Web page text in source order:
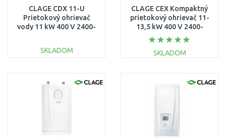
CLAGE CDX 11-U
Prietokový ohrievač
vody 11 kW 400 V 2400-
SKLADOM
Porovnať
CLAGE CEX Kompaktný
prietokový ohrievač 11-
13,5 kW 400 V 2400-
26433
SKLADOM